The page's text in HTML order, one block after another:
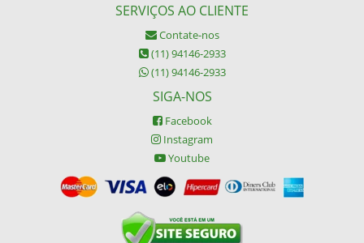
SERVIÇOS AO CLIENTE
Contate-nos
(11) 94146-2933
(11) 94146-2933
SIGA-NOS
Facebook
Instagram
Youtube